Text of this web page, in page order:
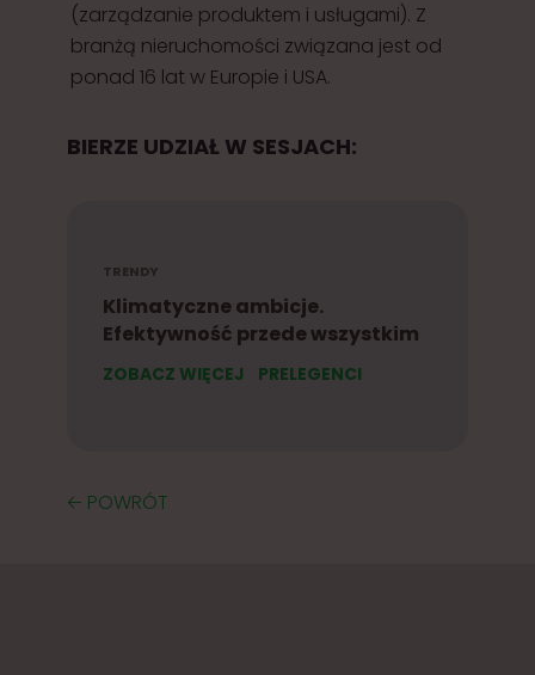
(zarządzanie produktem i usługami). Z
branżą nieruchomości związana jest od
ponad 16 lat w Europie i USA.
BIERZE UDZIAŁ W SESJACH:
TRENDY
Klimatyczne ambicje.
Efektywność przede wszystkim
ZOBACZ WIĘCEJ PRELEGENCI
🡠 POWRÓT